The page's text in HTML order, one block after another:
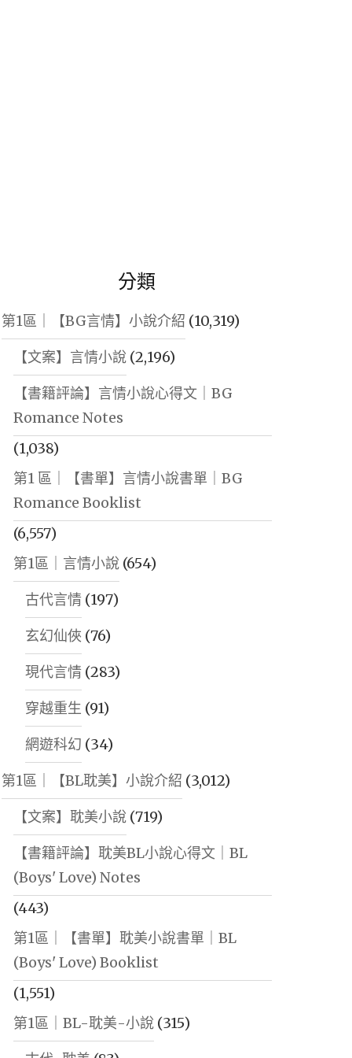
分類
第1區｜【BG言情】小說介紹 (10,319)
【文案】言情小說(2,196)
【書籍評論】言情小說心得文｜BG
Romance Notes
(1,038)
第1 區｜【書單】言情小說書單｜BG
Romance Booklist
(6,557)
第1區｜言情小說(654)
古代言情(197)
玄幻仙俠 (76)
現代言情(283)
穿越重生 (91)
網遊科幻 (34)
第1區｜【BL耽美】小說介紹 (3,012)
【文案】耽美小說(719)
【書籍評論】耽美BL小說心得文｜BL
(Boys' Love) Notes
(443)
第1區｜【書單】耽美小說書單｜BL
(Boys' Love) Booklist
(1,551)
第1區｜BL-耽美-小說(315)